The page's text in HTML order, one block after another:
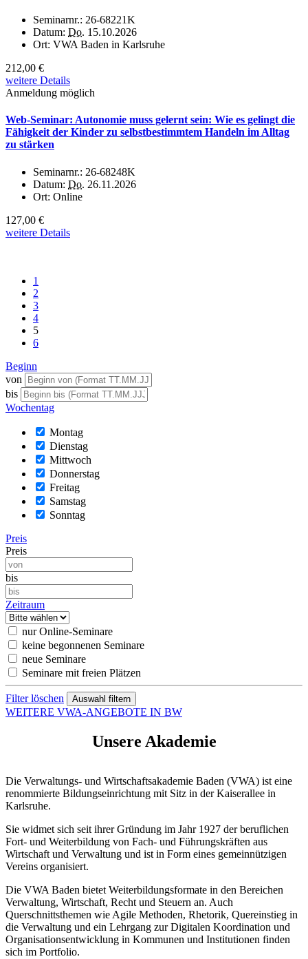
Seminarnr.: 26-68221K
Datum: Do. 15.10.2026
Ort: VWA Baden in Karlsruhe
212,00 €
weitere Details
Anmeldung möglich
Web-Seminar: Autonomie muss gelernt sein: Wie es gelingt die
Fähigkeit der Kinder zu selbstbestimmtem Handeln im Alltag
zu stärken
Seminarnr.: 26-68248K
Datum: Do. 26.11.2026
Ort: Online
127,00 €
weitere Details
1
2
3
4
5
6
Beginn
von
bis
Wochentag
Montag
Dienstag
Mittwoch
Donnerstag
Freitag
Samstag
Sonntag
Preis
Preis
bis
Zeitraum
nur Online-Seminare
keine begonnenen Seminare
neue Seminare
Seminare mit freien Plätzen
Filter löschen
WEITERE VWA-ANGEBOTE IN BW
Unsere Akademie
Die Verwaltungs- und Wirtschaftsakademie Baden (VWA) ist eine
renommierte Bildungseinrichtung mit Sitz in der Kaiserallee in
Karlsruhe.
Sie widmet sich seit ihrer Gründung im Jahr 1927 der beruflichen
Fort- und Weiterbildung von Fach- und Führungskräften aus
Wirtschaft und Verwaltung und ist in Form eines gemeinnützigen
Vereins organisiert.
Die VWA Baden bietet Weiterbildungsformate in den Bereichen
Verwaltung, Wirtschaft, Recht und Steuern an. Auch
Querschnittsthemen wie Agile Methoden, Rhetorik, Quereinstieg in
die Verwaltung und ein Lehrgang zur Digitalen Koordination und
Organisationsentwicklung in Kommunen und Institutionen finden
sich im Portfolio.